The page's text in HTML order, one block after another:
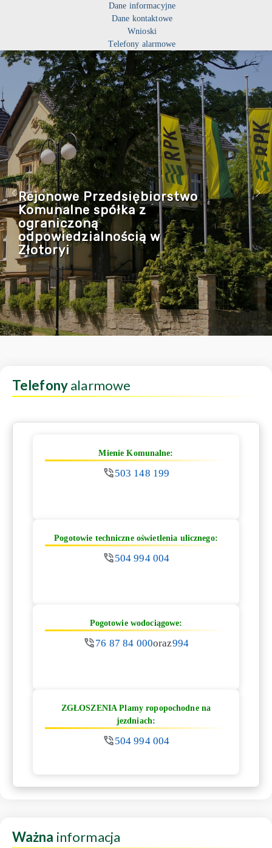
Dane informacyjne
Dane kontaktowe
Wnioski
Telefony alarmowe
Rejonowe Przedsiębiorstwo
Komunalne spółka z
ograniczoną
odpowiedzialnością w
Złotoryi
Telefonyalarmowe
Mienie Komunalne:
503 148 199
Pogotowie techniczne oświetlenia ulicznego:
504 994 004
Pogotowie wodociągowe:
76 87 84 000oraz994
ZGŁOSZENIA Plamy ropopochodne na
jezdniach:
504 994 004
Ważna informacja